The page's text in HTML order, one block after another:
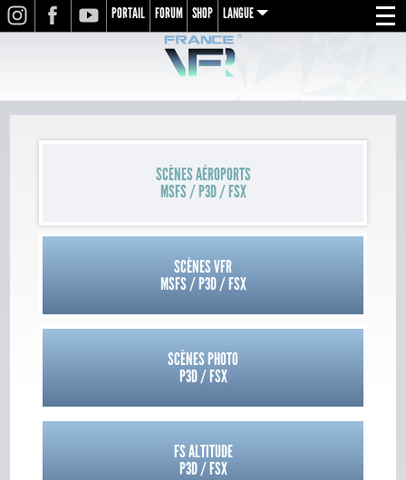
Menu
INSTAGRAMFACEBOOKYOUTUBE
PORTAIL FORUM SHOP LANGUE
de
SCÈNES AÉROPORTS
MSFS / P3D / FSX
SCÈNES VFR
MSFS / P3D / FSX
SCÈNES PHOTO
P3D / FSX
FS ALTITUDE
P3D / FSX